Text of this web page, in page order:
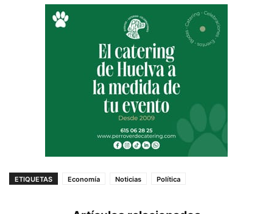
ETIQUETAS Economía Noticias Política